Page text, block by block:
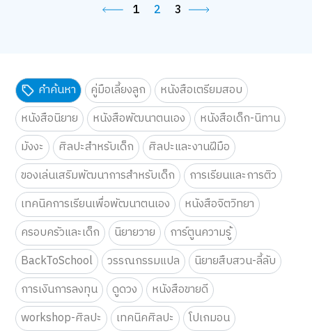
1 2 3
คำค้นหา คู่มือเลี้ยงลูก
หนังสือเตรียมสอบ
หนังสือนิยาย
หนังสือพัฒนาตนเอง
หนังสือเด็ก-นิทาน
มังงะ
ศิลปะสำหรับเด็ก
ศิลปะและงานฝีมือ
ของเล่นเสริมพัฒนาการสำหรับเด็ก
การเรียนและการติว
เทคนิคการเรียนเพื่อพัฒนาตนเอง
หนังสือจิตวิทยา
ครอบครัวและเด็ก
นิยายวาย
การ์ตูนความรู้
BackToSchool
วรรณกรรมแปล
นิยายสืบสวน-ลี้ลับ
การเงินการลงทุน
ดูดวง
หนังสือขายดี
workshop-ศิลปะ
เทคนิคศิลปะ
โปเกมอน